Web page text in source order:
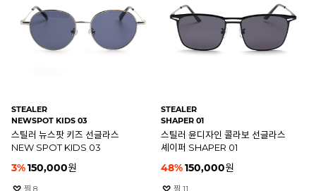
STEALER
NEWSPOT KIDS 03
스틸러 뉴스팟 키즈 선글라스
NEW SPOT KIDS 03
3%150,000원
찜 8
STEALER
SHAPER 01
스틸러 윤디자인 콜라보 선글라스
셰이퍼 SHAPER 01
48%150,000원
찜 11